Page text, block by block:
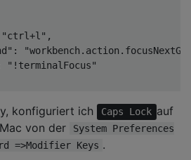
"!terminalFocus"
konfiguriert ich Caps Lock auf
von der
System Preferences
=>Modifier Keys .